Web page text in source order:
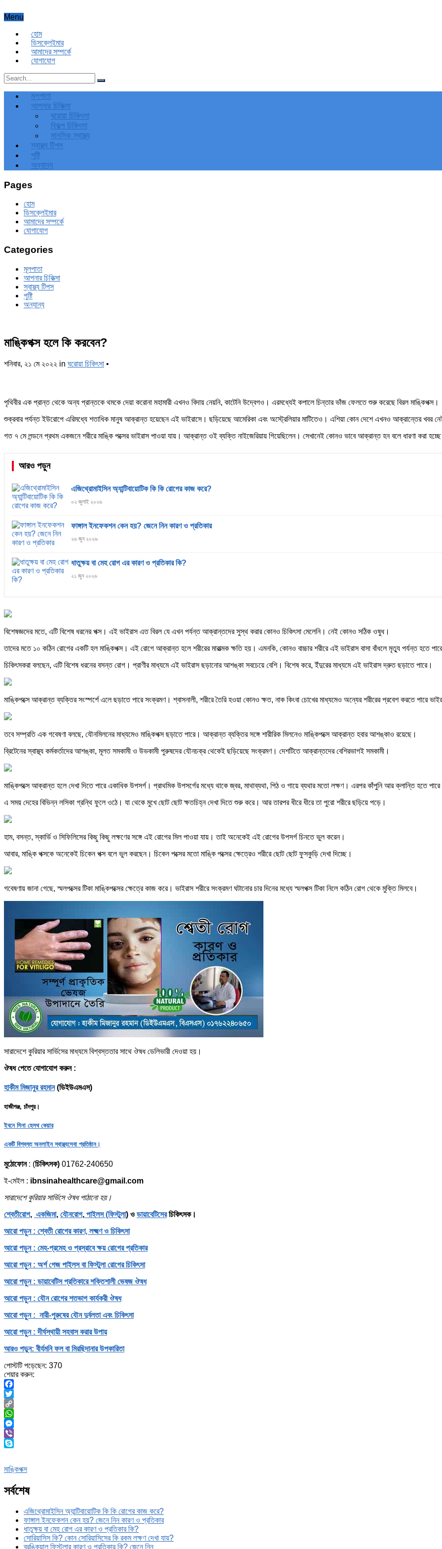
Menu
হোম
ডিসক্লেইমার
আমাদের সম্পর্কে
যোগাযোগ
মূলপাতা
আপনার চিকিত্‍সা
ঘরোয়া চিকিৎসা
বিকল্প চিকিৎসা
মানসিক স্বাস্থ্য
স্বাস্থ্য টিপস
পুষ্টি
অন্যান্য
Pages
হোম
ডিসক্লেইমার
আমাদের সম্পর্কে
যোগাযোগ
Categories
মূলপাতা
আপনার চিকিত্‍সা
স্বাস্থ্য টিপস
পুষ্টি
অন্যান্য
মাঙ্কিপক্স হলে কি করবেন?
শনিবার, ২১ মে ২০২২ in ঘরোয়া চিকিৎসা •
পৃথিবীর এক প্রান্ত থেকে অন্য প্রান্তকে থমকে দেয়া করোনা মহামারী এখনও বিদায় নেয়নি, কাটেনি উদ্বেগও। এরমধ্যেই কপালে চিন্তার ভাঁজ ফেলতে শুরু করেছে বিরল মাঙ্কিপক্স।
শুক্রবার পর্যন্ত ইউরোপে এরিমধ্যে শতাধিক মানুষ আক্রান্ত হয়েছেন এই ভাইরাসে। ছড়িয়েছে আমেরিকা এবং অস্ট্রেলিয়ার মাটিতেও। এশিয়া কোন দেশে এখনও আক্রান্তের খবর
গত ৭ মে লন্ডনে প্রথম একজনে শরীরে মাঙ্কি পক্সের ভাইরাস পাওয়া যায়। আক্রান্ত ওই ব্যক্তি নাইজেরিয়ায় গিয়েছিলেন। সেখানেই কোনও ভাবে আক্রান্ত হন বলে ধারণা করা
আরও পড়ুন
এজিথ্রোমাইসিন অ্যান্টিবায়োটিক কি কি রোগের কাজ করে?
০২ জুলাই ২০২৬
ফাঙ্গাল ইনফেকশন কেন হয়? জেনে নিন কারণ ও প্রতিকার
২৬ জুন ২০২৬
ধাতুক্ষয় বা মেহ রোগ এর কারণ ও প্রতিকার কি?
২১ জুন ২০২৬
বিশেষজ্ঞদের মতে, এটি বিশেষ ধরনের পক্স। এই ভাইরাস এত বিরল যে এখন পর্যন্ত আক্রান্তদের সুস্থ করার কোনও চিকিৎসা মেলেনি। নেই কোনও সঠিক ওষুধ।
তাদের মতে ১০ কঠিন রোগের একটি হল মাঙ্কিপক্স। এই রোগে আক্রান্ত হলে শরীরের মারাত্মক ক্ষতি হয়। এমনকি, কোনও বাচ্চার শরীরে এই ভাইরাস বাসা বাঁধলে মৃত্যু পর্যন্ত হতে
চিকিৎসকরা বলছেন, এটি বিশেষ ধরনের বসন্ত রোগ। প্রাণীর মাধ্যমে এই ভাইরাস ছড়ানোর আশঙ্কা সবচেয়ে বেশি। বিশেষ করে, ইঁদুরের মাধ্যমে এই ভাইরাস দ্রুত ছড়াতে পারে।
মাঙ্কিপক্সে আক্রান্ত ব্যক্তির সংস্পর্শে এলে ছড়াতে পারে সংক্রমণ। শ্বাসনালী, শরীরে তৈরি হওয়া কোনও ক্ষত, নাক কিংবা চোখের মাধ্যমেও অন্যের শরীরের প্রবেশ করতে পারে
তবে সম্প্রতি এক গবেষণা বলছে, যৌনমিলনের মাধ্যমেও মাঙ্কিপক্স ছড়াতে পারে। আক্রান্ত ব্যক্তির সঙ্গে শারীরিক মিলনেও মাঙ্কিপক্সে আক্রান্ত হবার আশঙ্কাও রয়েছে।
ব্রিটেনের স্বাস্থ্য কর্মকর্তাদের আশঙ্কা, মূলত সমকামী ও উভকামী পুরুষদের যৌনচক্র থেকেই ছড়িয়েছে সংক্রমণ। দেশটিতে আক্রান্তদের বেশিরভাগই সমকামী।
মাঙ্কিপক্সে আক্রান্ত হলে দেখা দিতে পারে একাধিক উপসর্গ। প্রাথমিক উপসর্গের মধ্যে থাকে জ্বর, মাথাব্যথা, পিঠ ও গায়ে ব্যথার মতো লক্ষণ। এরপর কাঁপুনি আর ক্লান্তি হতে
এ সময় দেহের বিভিন্ন লসিকা গ্রন্থি ফুলে ওঠে। যা থেকে মুখে ছোট ছোট ক্ষতচিহ্ন দেখা দিতে শুরু করে। আর তারপর ধীরে ধীরে তা পুরো শরীরে ছড়িয়ে পড়ে।
হাম, বসন্ত, স্কার্ভি ও সিফিলিসের কিছু কিছু লক্ষণের সঙ্গে এই রোগের মিল পাওয়া যায়। তাই অনেকেই এই রোগের উপসর্গ চিনতে ভুল করেন।
আবার, মাঙ্কি পক্সকে অনেকেই চিকেন পক্স বলে ভুল করছেন। চিকেন পক্সের মতো মাঙ্কি পক্সের ক্ষেত্রেও শরীরে ছোট ছোট ফুসকুড়ি দেখা দিচ্ছে।
গবেষণায় জানা গেছে, স্মলপক্সের টিকা মাঙ্কিপক্সের ক্ষেত্রে কাজ করে। ভাইরাস শরীরে সংক্রমণ ঘটানোর চার দিনের মধ্যে স্মলপক্স টিকা নিলে কঠিন রোগ থেকে মুক্তি মিলবে।
সারাদেশে কুরিয়ার সার্ভিসের মাধ্যমে বিশ্বস্ততার সাথে ঔষধ ডেলিভারী দেওয়া হয়।
ঔষধ পেতে যোগাযোগ করুন :
হাকীম মিজানুর রহমান(ডিইউএমএস)
হাজীগঞ্জ, চাঁদপুর।
ইবনে সিনা হেলথ কেয়ার
একটি বিশ্বস্ত অনলাইন স্বাস্থ্যসেবা প্রতিষ্ঠান।
মুঠোফোন: (চিকিৎসক) 01762-240650
ই-মেইল : ibnsinahealthcare@gmail.com
সারাদেশে কুরিয়ার সার্ভিসে ঔষধ পাঠানো হয়।
শ্বেতীরোগ, একজিমা, যৌনরোগ, পাইলস (ফিস্টুলা) ও ডায়াবেটিসেরচিকিৎসক।
আরো পড়ুন : শ্বেতী রোগের কারণ, লক্ষ্মণ ও চিকিৎসা
আরো পড়ুন : মেহ-প্রমেহ ও প্রস্রাবে ক্ষয় রোগের প্রতিকার
আরো পড়ুন : অর্শ গেজ পাইলস বা ফিস্টুলা রোগের চিকিৎসা
আরো পড়ুন : ডায়াবেটিস প্রতিকারে শক্তিশালী ভেষজ ঔষধ
আরো পড়ুন : যৌন রোগের শতভাগ কার্যকরী ঔষধ
আরো পড়ুন : নারী-পুরুষের যৌন দুর্বলতা এবং চিকিৎসা
আরো পড়ুন : দীর্ঘস্থায়ী সহবাস করার উপায়
আরও পড়ুন: বীর্যমনি ফল বা মিরছিদানার উপকারিতা
পোস্টটি পড়েছেন: 370
শেয়ার করুন:
Facebook
Twitter
Copy
Link
WhatsApp
Messenger
Viber
মাঙ্কিপক্স
সর্বশেষ
এজিথ্রোমাইসিন অ্যান্টিবায়োটিক কি কি রোগের কাজ করে?
ফাঙ্গাল ইনফেকশন কেন হয়? জেনে নিন কারণ ও প্রতিকার
ধাতুক্ষয় বা মেহ রোগ এর কারণ ও প্রতিকার কি?
সোরিয়াসিস কি? কোন সোরিয়াসিসের কি রকম লক্ষণ দেখা যায়?
ব্রঙ্কিয়াল ফিস্টুলার কারণ ও প্রতিকার কি? জেনে নিন